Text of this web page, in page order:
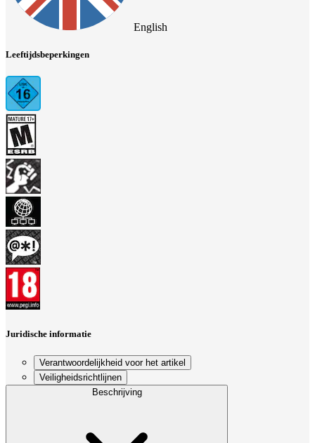
English
Leeftijdsbeperkingen
Juridische informatie
Verantwoordelijkheid voor het artikel
Veiligheidsrichtlijnen
Beschrijving